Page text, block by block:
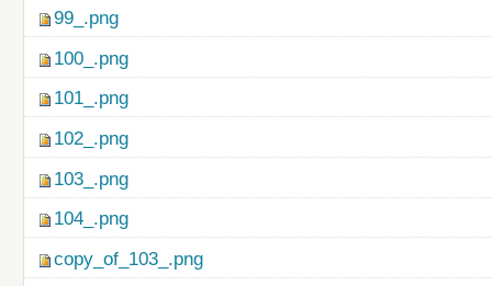
99_.png
100_.png
101_.png
102_.png
103_.png
104_.png
copy_of_103_.png